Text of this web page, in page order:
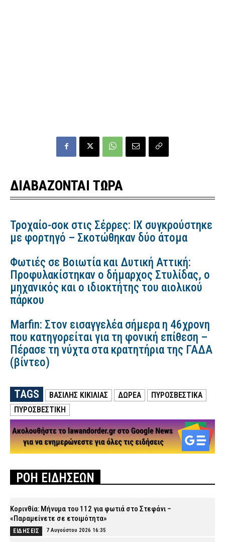
ΔΙΑΒΑΖΟΝΤΑΙ ΤΩΡΑ
Τροχαίο-σοκ στις Σέρρες: ΙΧ συγκρούστηκε
με φορτηγό – Σκοτώθηκαν δύο άτομα
Φωτιές σε Βοιωτία και Δυτική Αττική:
Προφυλακίστηκαν ο δήμαρχος Στυλίδας, ο
μηχανικός και ο ιδιοκτήτης του αιολικού
πάρκου
Marfin: Στον εισαγγελέα σήμερα η 46χρονη
που κατηγορείται για τη φονική επίθεση –
Πέρασε τη νύχτα στα κρατητήρια της ΓΑΔΑ
(βίντεο)
TAGS ΒΑΣΙΛΗΣ ΚΙΚΙΛΙΑΣ ΔΩΡΕΑ
ΠΥΡΟΣΒΕΣΤΙΚΑ
ΠΥΡΟΣΒΕΣΤΙΚΗ
ΡΟΗ ΕΙΔΗΣΕΩΝ
Κορινθία: Μήνυμα του 112 για φωτιά στο Στεφάνι –
«Παραμείνετε σε ετοιμότητα»
ΕΙΔΗΣΕΙΣ 7 Αυγούστου 2026 16:35